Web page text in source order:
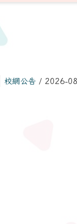
校網公告 / 2026-